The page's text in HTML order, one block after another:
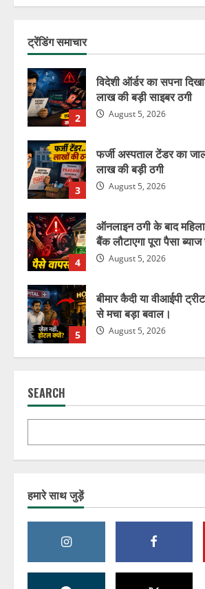
ट्रेंडिंग समाचार
1
इंटरपोल और CBI की बड़ी
2
विदेशी ऑर्डर का सपना
लाख की बड़ी साइबर ठगी
August 5, 2026
3
फर्जी अस्पताल टेंडर का
लाख की बड़ी ठगी
August 5, 2026
4
ऑनलाइन ठगी के बाद
बैंक लौटाएगा पूरा पैसा
August 5, 2026
5
बीमार कैदी या वीआईपी
से मचा बड़ा बवाल।
August 5, 2026
1 August 6, 2026
विदेशी ऑर्डर का सपना
लाख की बड़ी साइबर ठगी
August 5, 2026
SEARCH
हमारे साथ जुड़ें